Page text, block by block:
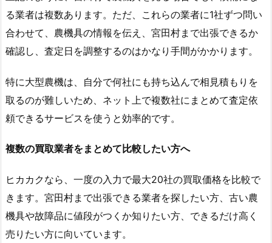
る業者は複数あります。ただ、これらの業者に1社ずつ問い
合わせて、農機具の情報を伝え、宮田村まで出張できるか
確認し、査定日を調整するのはかなり手間がかかります。
特に大型農機は、自分で何社にも持ち込んで相見積もりを
取るのが難しいため、ネット上で複数社にまとめて査定依
頼できるサービスを使うと効率的です。
複数の買取業者をまとめて比較したい方へ
ヒカカクなら、一度の入力で最大20社の買取価格を比較で
きます。宮田村まで出張できる業者を探したい方、古い農
機具や故障品に値段がつくか知りたい方、できるだけ高く
売りたい方に向いています。